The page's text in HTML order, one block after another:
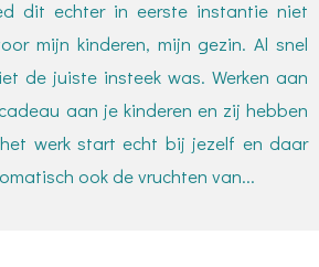
dit echter in eerste instantie niet
mijn kinderen, mijn gezin. Al snel
de juiste insteek was. Werken aan
aan je kinderen en zij hebben
werk start echt bij jezelf en daar
ook de vruchten van...